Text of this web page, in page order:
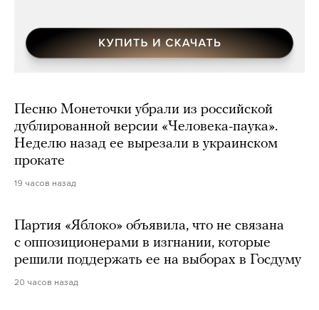
Песню Монеточки убрали из российской
дублированной версии «Человека-паука».
Неделю назад ее вырезали в украинском
прокате
19 часов назад
Партия «Яблоко» объявила, что не связана
с оппозиционерами в изгнании, которые
решили поддержать ее на выборах в Госдуму
20 часов назад